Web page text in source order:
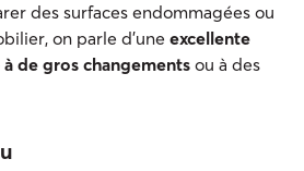
des surfaces endommagées ou
on parle d’une excellente
de gros changementsou à des